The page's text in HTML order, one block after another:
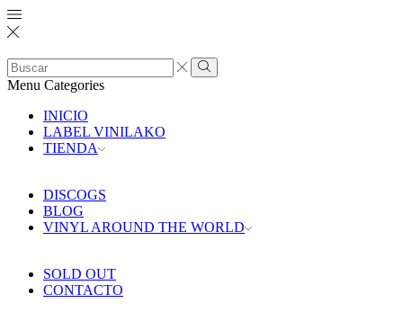
Search
input
Search
Menu Categories
INICIO
LABEL VINILAKO
TIENDA
DISCOGS
BLOG
VINYL AROUND THE WORLD
SOLD OUT
CONTACTO